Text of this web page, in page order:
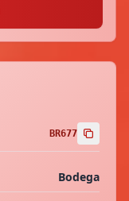
BR677
Bodega